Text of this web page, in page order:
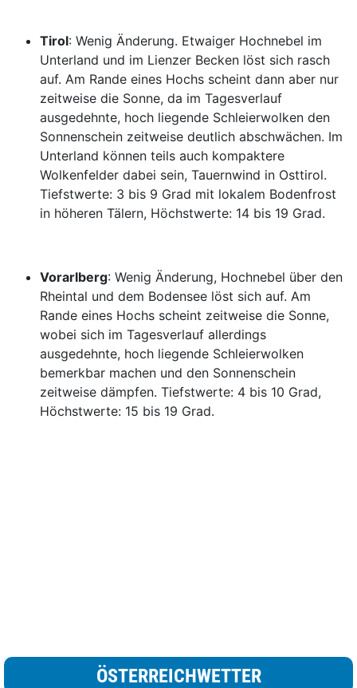
Tirol: Wenig Änderung. Etwaiger Hochnebel im
Unterland und im Lienzer Becken löst sich rasch
auf. Am Rande eines Hochs scheint dann aber nur
zeitweise die Sonne, da im Tagesverlauf
ausgedehnte, hoch liegende Schleierwolken den
Sonnenschein zeitweise deutlich abschwächen. Im
Unterland können teils auch kompaktere
Wolkenfelder dabei sein, Tauernwind in Osttirol.
Tiefstwerte: 3 bis 9 Grad mit lokalem Bodenfrost
in höheren Tälern, Höchstwerte: 14 bis 19 Grad.
Vorarlberg: Wenig Änderung, Hochnebel über den
Rheintal und dem Bodensee löst sich auf. Am
Rande eines Hochs scheint zeitweise die Sonne,
wobei sich im Tagesverlauf allerdings
ausgedehnte, hoch liegende Schleierwolken
bemerkbar machen und den Sonnenschein
zeitweise dämpfen. Tiefstwerte: 4 bis 10 Grad,
Höchstwerte: 15 bis 19 Grad.
ÖSTERREICHWETTER